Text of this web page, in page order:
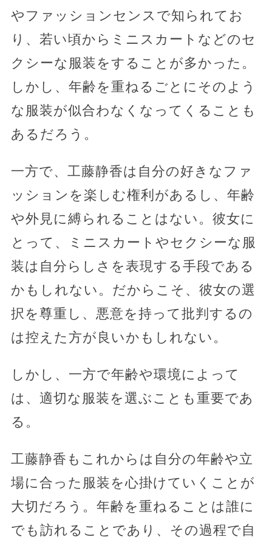
やファッションセンスで知られてお
り、若い頃からミニスカートなどのセ
クシーな服装をすることが多かった。
しかし、年齢を重ねるごとにそのよう
な服装が似合わなくなってくることも
あるだろう。
一方で、工藤静香は自分の好きなファ
ッションを楽しむ権利があるし、年齢
や外見に縛られることはない。彼女に
とって、ミニスカートやセクシーな服
装は自分らしさを表現する手段である
かもしれない。だからこそ、彼女の選
択を尊重し、悪意を持って批判するの
は控えた方が良いかもしれない。
しかし、一方で年齢や環境によって
は、適切な服装を選ぶことも重要であ
る。
工藤静香もこれからは自分の年齢や立
場に合った服装を心掛けていくことが
大切だろう。年齢を重ねることは誰に
でも訪れることであり、その過程で自